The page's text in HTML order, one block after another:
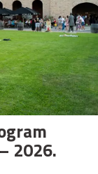
2026.